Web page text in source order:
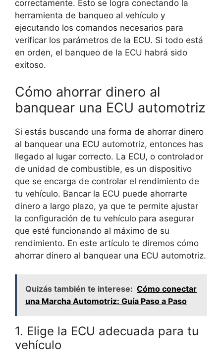
correctamente. Esto se logra conectando la
herramienta de banqueo al vehículo y
ejecutando los comandos necesarios para
verificar los parámetros de la ECU. Si todo está
en orden, el banqueo de la ECU habrá sido
exitoso.
Cómo ahorrar dinero al
banquear una ECU automotriz
Si estás buscando una forma de ahorrar dinero
al banquear una ECU automotriz, entonces has
llegado al lugar correcto. La ECU, o controlador
de unidad de combustible, es un dispositivo
que se encarga de controlar el rendimiento de
tu vehículo. Bancar la ECU puede ahorrarte
dinero a largo plazo, ya que te permite ajustar
la configuración de tu vehículo para asegurar
que esté funcionando al máximo de su
rendimiento. En este artículo te diremos cómo
ahorrar dinero al banquear una ECU automotriz.
Quizás también te interese: Cómo conectar
una Marcha Automotriz: Guía Paso a Paso
1. Elige la ECU adecuada para tu
vehículo